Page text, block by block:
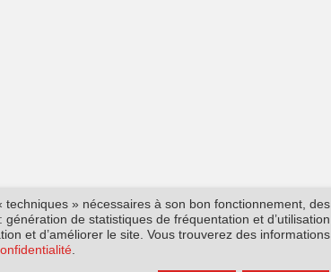
techniques » nécessaires à son bon fonctionnement, des
génération de statistiques de fréquentation et d’utilisation
et d’améliorer le site. Vous trouverez des informations